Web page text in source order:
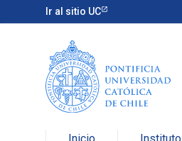
Ir al sitio UC